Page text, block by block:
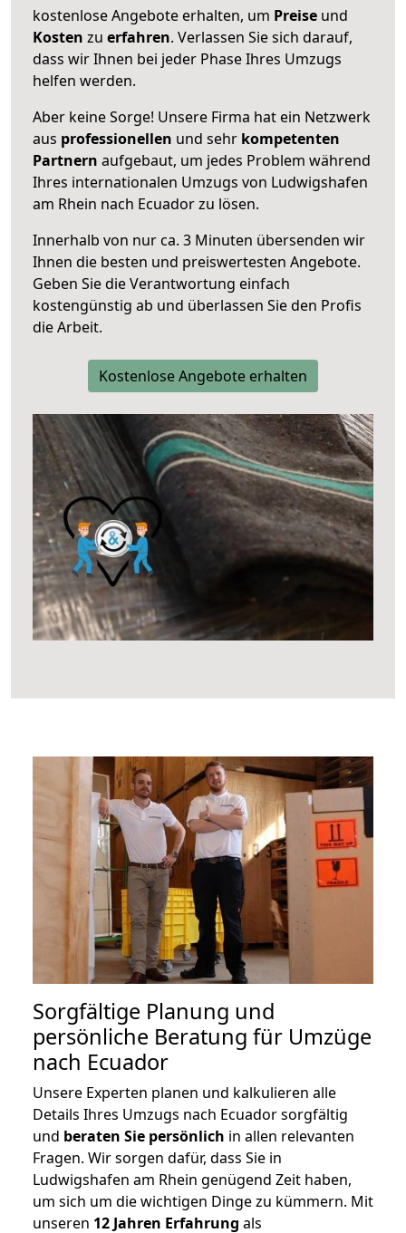
kostenlose Angebote erhalten, um Preise und
Kosten zu erfahren. Verlassen Sie sich darauf,
dass wir Ihnen bei jeder Phase Ihres Umzugs
helfen werden.
Aber keine Sorge! Unsere Firma hat ein Netzwerk
aus professionellen und sehr kompetenten
Partnern aufgebaut, um jedes Problem während
Ihres internationalen Umzugs von Ludwigshafen
am Rhein nach Ecuador zu lösen.
Innerhalb von nur ca. 3 Minuten übersenden wir
Ihnen die besten und preiswertesten Angebote.
Geben Sie die Verantwortung einfach
kostengünstig ab und überlassen Sie den Profis
die Arbeit.
Kostenlose Angebote erhalten
Sorgfältige Planung und
persönliche Beratung für Umzüge
nach Ecuador
Unsere Experten planen und kalkulieren alle
Details Ihres Umzugs nach Ecuador sorgfältig
und beraten Sie persönlich in allen relevanten
Fragen. Wir sorgen dafür, dass Sie in
Ludwigshafen am Rhein genügend Zeit haben,
um sich um die wichtigen Dinge zu kümmern. Mit
unseren 12 Jahren Erfahrung als